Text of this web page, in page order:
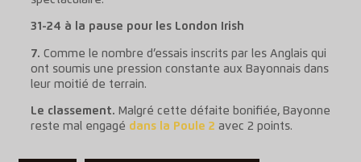
31-24 à la pause pour les London Irish
7. Comme le nombre d’essais inscrits par les Anglais qui
ont soumis une pression constante aux Bayonnais dans
leur moitié de terrain.
Le classement. Malgré cette défaite bonifiée, Bayonne
reste mal engagé dans la Poule 2 avec 2 points.